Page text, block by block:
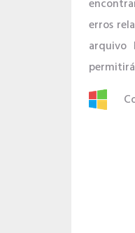
erros
arquivo